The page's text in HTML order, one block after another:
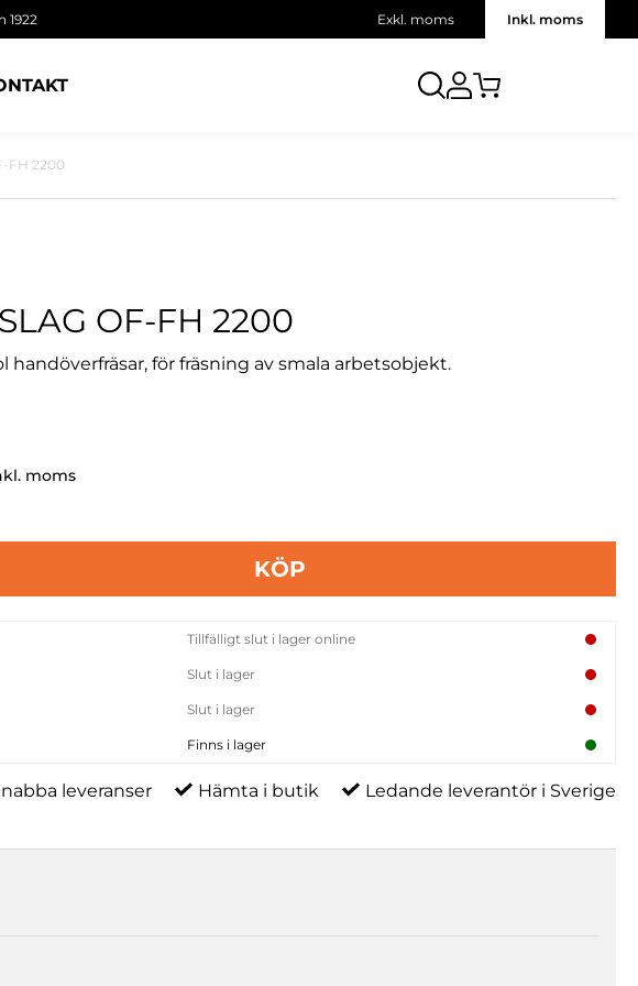
1922 Exkl. moms Inkl. moms
FH 2200
OF-FH 2200
handöverfräsar, för fräsning av smala arbetsobjekt.
moms
KÖP
Tillfälligt slut i lager online
Slut i lager
Slut i lager
Finns i lager
leveranser Hämta i butik Ledande leverantör i Sverige